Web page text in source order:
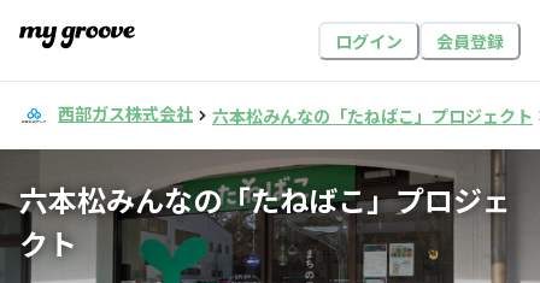
ログイン 会員登録
西部ガス株式会社 六本松みんなの「たねばこ」プロジェクト
六本松みんなの「たねばこ」プロジェ
クト